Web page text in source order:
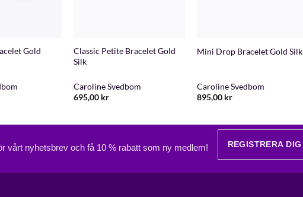
Gold
Classic Petite Bracelet Gold
Silk
Caroline Svedbom
695,00 kr
Mini Drop Bracelet Gold Silk
Caroline Svedbom
895,00 kr
vårt nyhetsbrev och få 10 % rabatt som ny medlem! REGISTRERA DIG